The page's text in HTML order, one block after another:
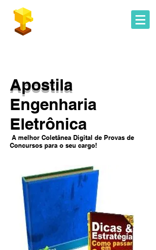
Apostila
Engenharia
Eletrônica
A melhor Coletânea Digital de Provas de
Concursos para o seu cargo!